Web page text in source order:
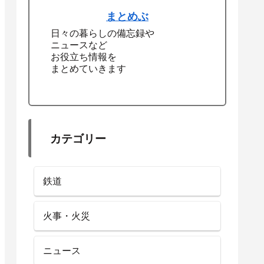
まとめぶ
日々の暮らしの備忘録や
ニュースなど
お役立ち情報を
まとめていきます
カテゴリー
鉄道
火事・火災
ニュース